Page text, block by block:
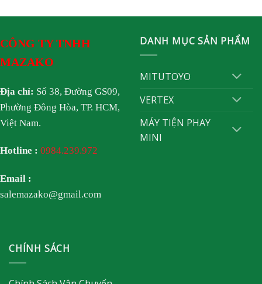
CÔNG TY TNHH
MAZAKO
Địa chỉ: Số 38, Đường GS09,
Phường Đông Hòa, TP. HCM,
Việt Nam.
Hotline : 0984.239.972
Email :
salemazako@gmail.com
DANH MỤC SẢN PHẨM
MITUTOYO
VERTEX
MÁY TIỆN PHAY
MINI
CHÍNH SÁCH